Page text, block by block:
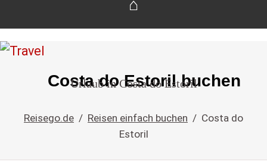
einfach
Costa do Estoril buchen
Urlaub in Costa do Estoril
Reisego.de Reisen einfach buchen
Costa do
Estoril